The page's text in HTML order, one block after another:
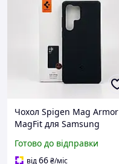
Чохол Spigen Mag Armor
MagFit для Samsung
підтримкою MagSafe
чорний
Готово до відправки
від66₴/міс